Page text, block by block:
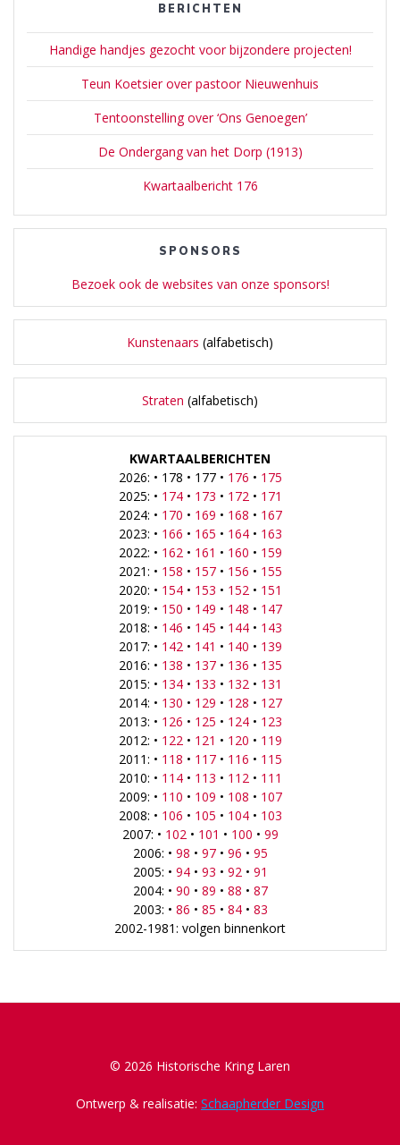
BERICHTEN
Handige handjes gezocht voor bijzondere projecten!
Teun Koetsier over pastoor Nieuwenhuis
Tentoonstelling over ‘Ons Genoegen’
De Ondergang van het Dorp (1913)
Kwartaalbericht 176
SPONSORS
Bezoek ook de websites van onze sponsors!
Kunstenaars (alfabetisch)
Straten (alfabetisch)
KWARTAALBERICHTEN
2026: • 178 • 177 • 176 • 175
2025: • 174• 173 • 172• 171
2024: • 170 • 169 • 168 • 167
2023: • 166 • 165 • 164• 163
2022: • 162• 161 • 160 • 159
2021: • 158 • 157• 156 • 155
2020: • 154• 153 • 152• 151
2019: • 150 • 149 • 148 • 147
2018: • 146 • 145 • 144• 143
2017: • 142• 141 • 140 • 139
2016: • 138 • 137• 136 • 135
2015: • 134• 133 • 132• 131
2014: • 130 • 129 • 128 • 127
2013: • 126 • 125 • 124• 123
2012: • 122• 121 • 120 • 119
2011: • 118 • 117• 116 • 115
2010: • 114• 113 • 112• 111
2009: • 110 • 109 • 108 • 107
2008: • 106 • 105 • 104• 103
2007: • 102• 101 • 100 • 99
2006: • 98 • 97• 96 • 95
2005: • 94• 93 • 92• 91
2004: • 90 • 89 • 88 • 87
2003: • 86 • 85 • 84• 83
2002-1981: volgen binnenkort
© 2026 Historische Kring Laren
Ontwerp & realisatie: Schaapherder Design